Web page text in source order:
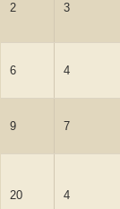
2 3
6 4
9 7
20 4